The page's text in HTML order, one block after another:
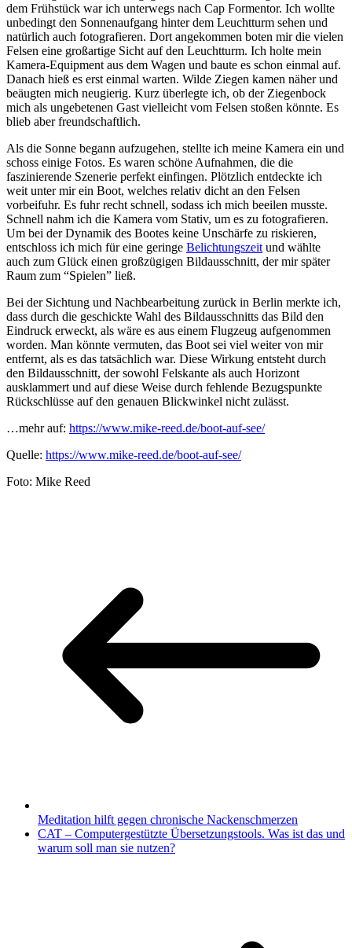
dem Frühstück war ich unterwegs nach Cap Formentor. Ich wollte
unbedingt den Sonnenaufgang hinter dem Leuchtturm sehen und
natürlich auch fotografieren. Dort angekommen boten mir die vielen
Felsen eine großartige Sicht auf den Leuchtturm. Ich holte mein
Kamera-Equipment aus dem Wagen und baute es schon einmal auf.
Danach hieß es erst einmal warten. Wilde Ziegen kamen näher und
beäugten mich neugierig. Kurz überlegte ich, ob der Ziegenbock
mich als ungebetenen Gast vielleicht vom Felsen stoßen könnte. Es
blieb aber freundschaftlich.
Als die Sonne begann aufzugehen, stellte ich meine Kamera ein und
schoss einige Fotos. Es waren schöne Aufnahmen, die die
faszinierende Szenerie perfekt einfingen. Plötzlich entdeckte ich
weit unter mir ein Boot, welches relativ dicht an den Felsen
vorbeifuhr. Es fuhr recht schnell, sodass ich mich beeilen musste.
Schnell nahm ich die Kamera vom Stativ, um es zu fotografieren.
Um bei der Dynamik des Bootes keine Unschärfe zu riskieren,
entschloss ich mich für eine geringe Belichtungszeit und wählte
auch zum Glück einen großzügigen Bildausschnitt, der mir später
Raum zum “Spielen” ließ.
Bei der Sichtung und Nachbearbeitung zurück in Berlin merkte ich,
dass durch die geschickte Wahl des Bildausschnitts das Bild den
Eindruck erweckt, als wäre es aus einem Flugzeug aufgenommen
worden. Man könnte vermuten, das Boot sei viel weiter von mir
entfernt, als es das tatsächlich war. Diese Wirkung entsteht durch
den Bildausschnitt, der sowohl Felskante als auch Horizont
ausklammert und auf diese Weise durch fehlende Bezugspunkte
Rückschlüsse auf den genauen Blickwinkel nicht zulässt.
…mehr auf: https://www.mike-reed.de/boot-auf-see/
Quelle: https://www.mike-reed.de/boot-auf-see/
Foto: Mike Reed
Meditation hilft gegen chronische Nackenschmerzen
CAT – Computergestützte Übersetzungstools. Was ist das und
warum soll man sie nutzen?